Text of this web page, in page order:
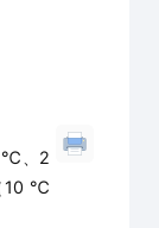
℃、2
10 ℃